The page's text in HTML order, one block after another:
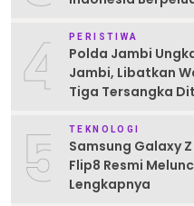
4 PERISTIWA
Polda Jambi
Jambi, Libatkan
Tiga Tersangka
5 TEKNOLOGI
Samsung Galaxy
Flip8 Resmi
Lengkapnya